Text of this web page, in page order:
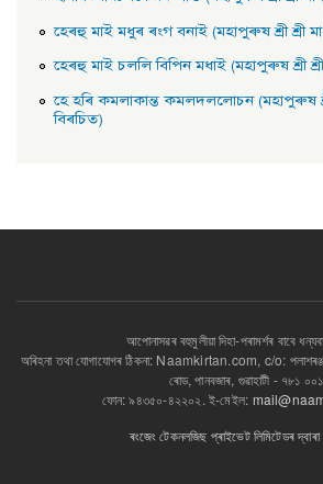
হেৰহু মাই মধুৰ ৰংগ বনাই (মহাপুৰুষ শ্ৰী শ্ৰী
হেৰহু মাই চললি বিপিন মধাই (মহাপুৰুষ শ্ৰী
হে হৰি কমলাকান্ত কমলদললােচন (মহাপুৰুষ
বিৰচিত)
আপোনাসৱৰ বহুমুলীয়া দিহা-পৰামৰ্শৰ বাবে
অৰিহনা তথা যোগাযোগৰ ঠিকনা: Naamkirtan.com, c/o:
ৰোড, পানবজাৰ, গুৱাহাটী - ৭৮১ ০০১
ফোন: ৯৪৩৫০-৪২২০২. ই-মেইল:
ৰংজেং টেকনলজিছ প্ৰাইভেট লিমিটেডৰ দ্বাৰা